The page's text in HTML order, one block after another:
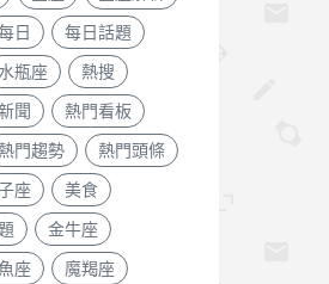
日 每日話題
水瓶座 熱搜
聞 熱門看板
熱門趨勢 熱門頭條
座 美食
金牛座
座 魔羯座